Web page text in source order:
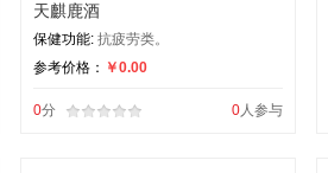
天麒鹿酒
保健功能: 抗疲劳类。
参考价格： ￥0.00
0人参与
0分